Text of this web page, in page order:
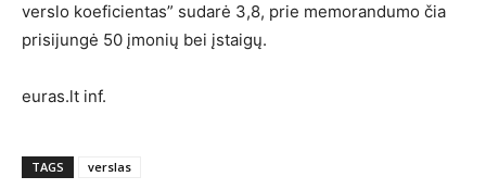
verslo koeficientas” sudarė 3,8, prie memorandumo čia
prisijungė 50 įmonių bei įstaigų.
euras.lt inf.
TAGS verslas